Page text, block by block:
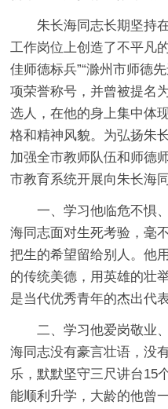
朱长海同志长期坚持
工作岗位上创造了不平凡
佳师德标兵”“滁州市师德
项荣誉称号，并曾被提名
选人，在他的身上集中体
格和精神风貌。为弘扬朱
加强全市教师队伍和师德
市教育系统开展向朱长海
一、学习他临危不惧
海同志面对生死考验，毫
把生的希望留给别人。他
的传统美德，用英雄的壮
是当代优秀青年的杰出代表
二、学习他爱岗敬业
海同志没有豪言壮语，没
乐，默默坚守三尺讲台15
能顺利升学，大龄的他曾